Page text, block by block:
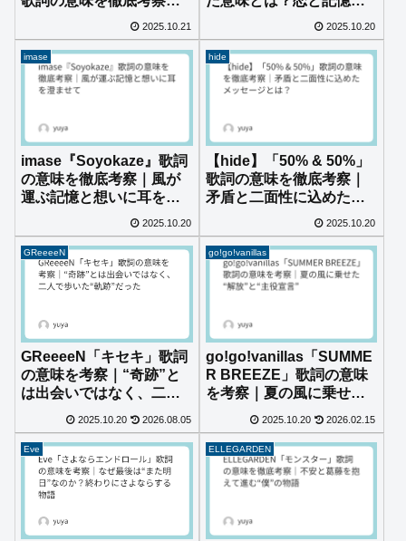
切なさと希望が交差する
名曲の魅力とは？
2025.10.21
映す“邦画的”世界
2025.10.20
imase
imase『Soyokaze』歌詞
の意味を徹底考察｜風が
運ぶ記憶と想いに耳を澄
2025.10.20
hide
【hide】「50% & 50%」
歌詞の意味を徹底考察｜
矛盾と二面性に込めたメ
2025.10.20
GReeeeN
GReeeeN「キセキ」歌詞
の意味を考察｜“奇跡”と
は出会いではなく、二人
2025.10.20 2026.08.05
go!go!vanillas
go!go!vanillas「SUMME
R BREEZE」歌詞の意味
を考察｜夏の風に乗せ
2025.10.20 2026.02.15
Eve ELLEGARDEN